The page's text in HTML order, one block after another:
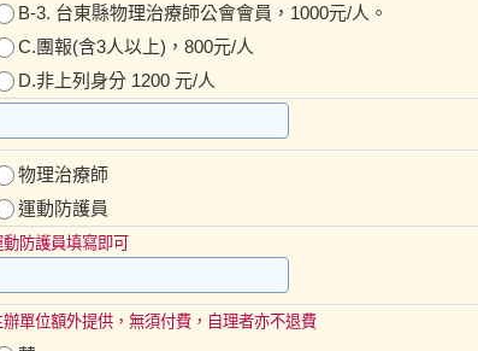
B-3. 台東縣物理治療師公會會員，1000元/人。
C.團報(含3人以上)，800元/人
D.非上列身分 1200 元/人
物理治療師
運動防護員
動防護員填寫即可
辦單位額外提供，無須付費，自理者亦不退費